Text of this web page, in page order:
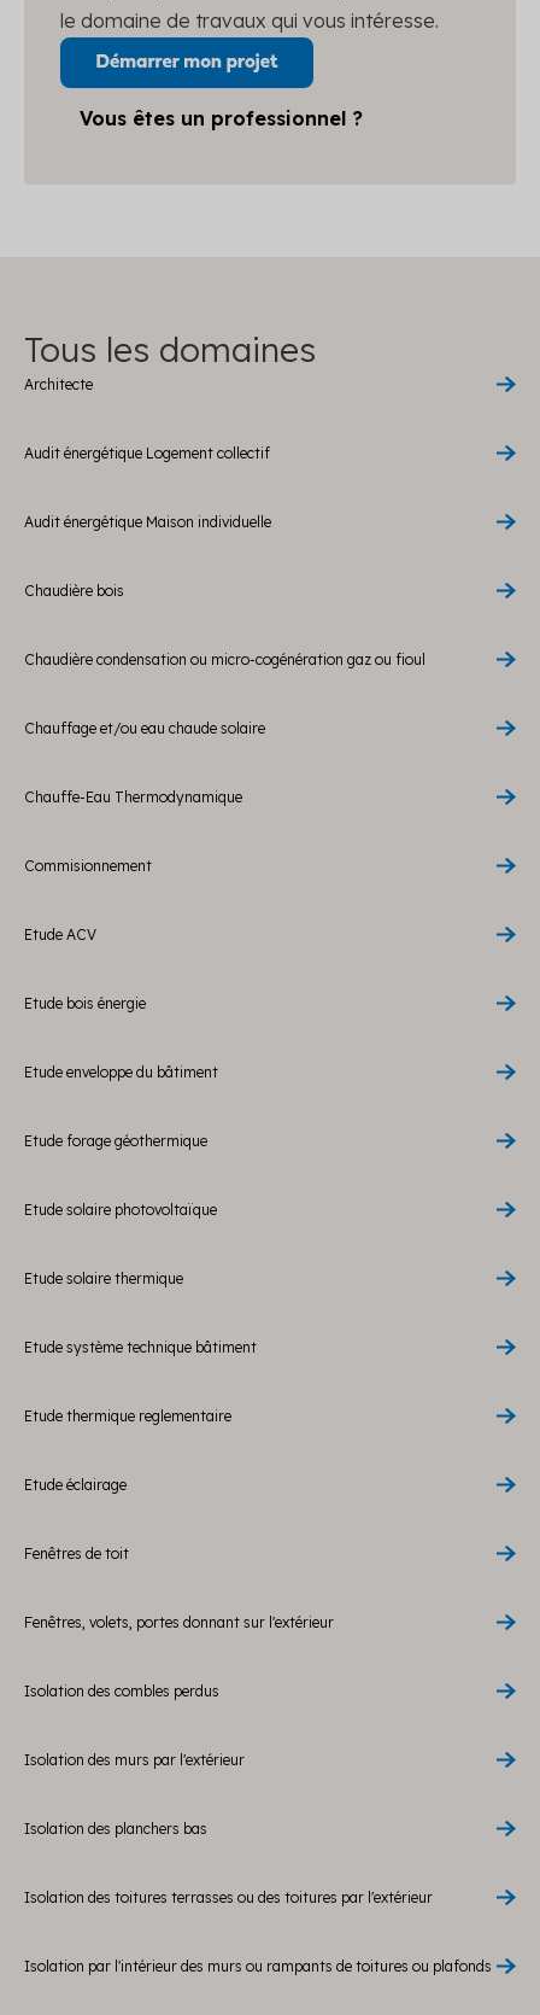
le domaine de travaux qui vous intéresse.
Vous êtes un professionnel ?
Tous les domaines
Architecte
Audit énergétique Logement collectif
Audit énergétique Maison individuelle
Chaudière bois
Chaudière condensation ou micro-cogénération gaz ou fioul
Chauffage et/ou eau chaude solaire
Chauffe-Eau Thermodynamique
Commisionnement
Etude ACV
Etude bois énergie
Etude enveloppe du bâtiment
Etude forage géothermique
Etude solaire photovoltaïque
Etude solaire thermique
Etude système technique bâtiment
Etude thermique reglementaire
Etude éclairage
Fenêtres de toit
Fenêtres, volets, portes donnant sur l'extérieur
Isolation des combles perdus
Isolation des murs par l'extérieur
Isolation des planchers bas
Isolation des toitures terrasses ou des toitures par l'extérieur
Isolation par l'intérieur des murs ou rampants de toitures ou plafonds